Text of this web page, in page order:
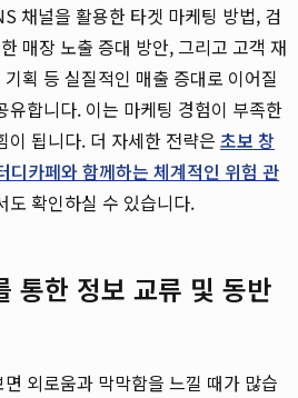
채널을 활용한 타겟 마케팅 방법, 검
매장 노출 증대 방안, 그리고 고객 재
획 등 실질적인 매출 증대로 이어질
유합니다. 이는 마케팅 경험이 부족한
이 됩니다. 더 자세한 전략은 초보 창
디카페와 함께하는 체계적인 위험 관
도 확인하실 수 있습니다.
통한 정보 교류 및 동반
외로움과 막막함을 느낄 때가 많습